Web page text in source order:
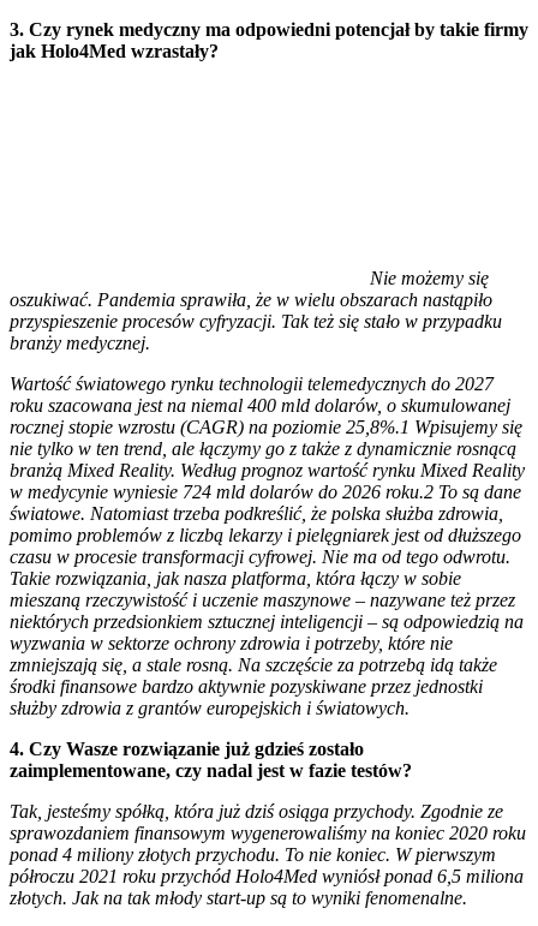
3. Czy rynek medyczny ma odpowiedni potencjał by takie firmy
jak Holo4Med wzrastały?
Nie możemy się
oszukiwać. Pandemia sprawiła, że w wielu obszarach nastąpiło
przyspieszenie procesów cyfryzacji. Tak też się stało w przypadku
branży medycznej.
Wartość światowego rynku technologii telemedycznych do 2027
roku szacowana jest na niemal 400 mld dolarów, o skumulowanej
rocznej stopie wzrostu (CAGR) na poziomie 25,8%.1 Wpisujemy się
nie tylko w ten trend, ale łączymy go z także z dynamicznie rosnącą
branżą Mixed Reality. Według prognoz wartość rynku Mixed Reality
w medycynie wyniesie 724 mld dolarów do 2026 roku.2 To są dane
światowe. Natomiast trzeba podkreślić, że polska służba zdrowia,
pomimo problemów z liczbą lekarzy i pielęgniarek jest od dłuższego
czasu w procesie transformacji cyfrowej. Nie ma od tego odwrotu.
Takie rozwiązania, jak nasza platforma, która łączy w sobie
mieszaną rzeczywistość i uczenie maszynowe – nazywane też przez
niektórych przedsionkiem sztucznej inteligencji – są odpowiedzią na
wyzwania w sektorze ochrony zdrowia i potrzeby, które nie
zmniejszają się, a stale rosną. Na szczęście za potrzebą idą także
środki finansowe bardzo aktywnie pozyskiwane przez jednostki
służby zdrowia z grantów europejskich i światowych.
4. Czy Wasze rozwiązanie już gdzieś zostało
zaimplementowane, czy nadal jest w fazie testów?
Tak, jesteśmy spółką, która już dziś osiąga przychody. Zgodnie ze
sprawozdaniem finansowym wygenerowaliśmy na koniec 2020 roku
ponad 4 miliony złotych przychodu. To nie koniec. W pierwszym
półroczu 2021 roku przychód Holo4Med wyniósł ponad 6,5 miliona
złotych. Jak na tak młody start-up są to wyniki fenomenalne.